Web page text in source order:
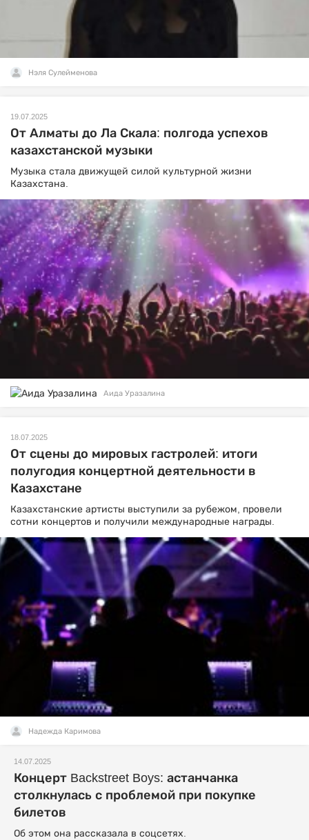
Нэля Сулейменова
19.07.2025
От Алматы до Ла Скала: полгода успехов
казахстанской музыки
Музыка стала движущей силой культурной жизни
Казахстана.
Аида Уразалина
18.07.2025
От сцены до мировых гастролей: итоги
полугодия концертной деятельности в
Казахстане
Казахстанские артисты выступили за рубежом, провели
сотни концертов и получили международные награды.
Надежда Каримова
14.07.2025
Концерт Backstreet Boys: астанчанка
столкнулась с проблемой при покупке
билетов
Об этом она рассказала в соцсетях.